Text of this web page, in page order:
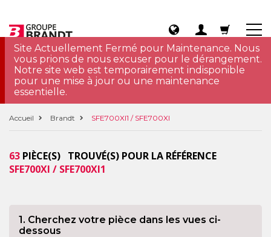
Site Actuellement Fermé pour Maintenance. Nous
vous prions de nous excuser pour le dérangement.
Notre site web est temporairement indisponible
pour une mise à jour ou une maintenance
essentielle.
Accueil Brandt SFE700XI1 / SFE700XI
63 PIÈCE(S) TROUVÉ(S) POUR LA RÉFÉRENCE
SFE700XI / SFE700XI1
1. Cherchez votre pièce dans les vues ci-
dessous